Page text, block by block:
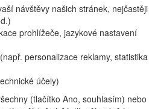
návštěvy našich stránek, nejčastěji
prohlížeče, jazykové nastavení
personalizace reklamy, statistika
účely)
(tlačítko Ano, souhlasím) nebo